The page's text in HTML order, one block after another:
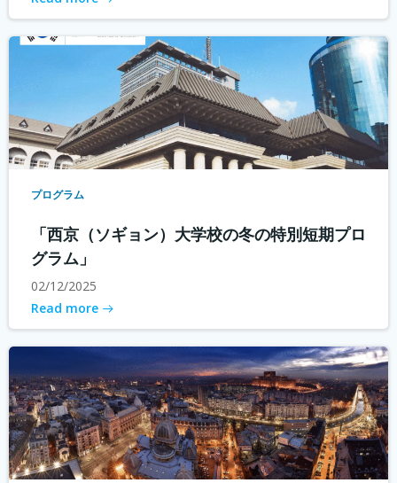
プログラム
「西京（ソギョン）大学校の冬の特別短期プロ
グラム」
02/12/2025
Read more